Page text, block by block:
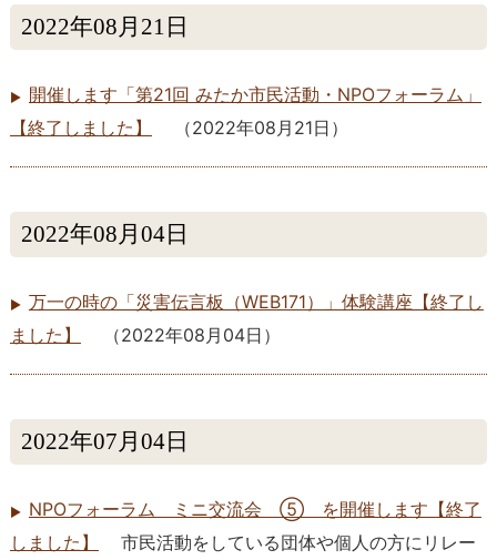
2022年08月21日
開催します「第21回 みたか市民活動・NPOフォーラム」
【終了しました】
（2022年08月21日 ）
2022年08月04日
万一の時の「災害伝言板（WEB171）」体験講座【終了し
ました】
（2022年08月04日 ）
2022年07月04日
NPOフォーラム ミニ交流会 ⑤ を開催します【終了
しました】
市民活動をしている団体や個人の方にリレー